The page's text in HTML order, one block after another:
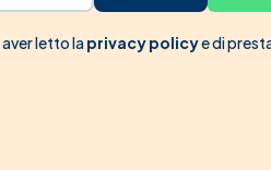
letto laprivacy policye di